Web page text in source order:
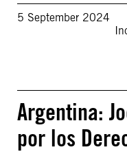
5 September 2024
Argentina:
por los